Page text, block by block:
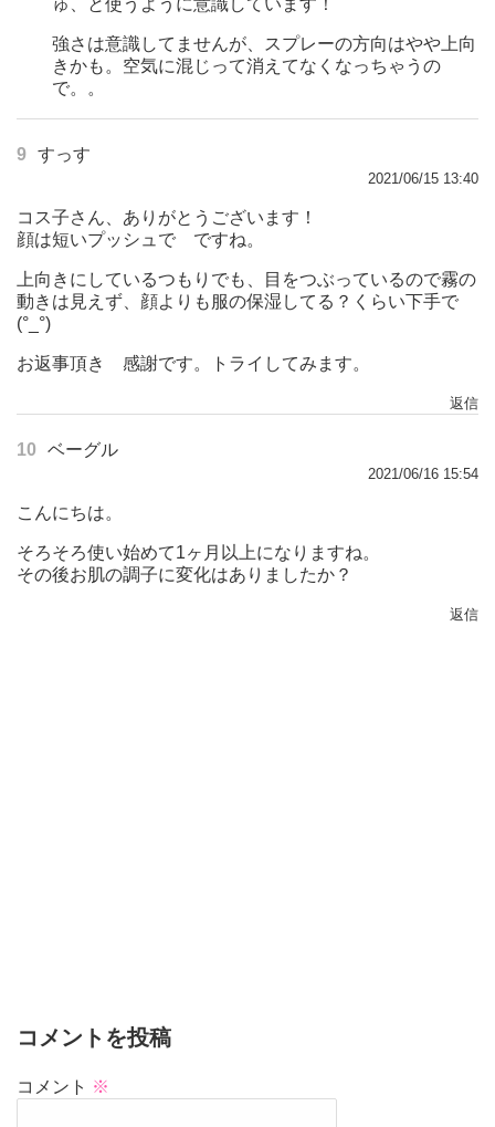
ゅ、と使うように意識しています！
強さは意識してませんが、スプレーの方向はやや上向
きかも。空気に混じって消えてなくなっちゃうの
で。。
9 すっす
2021/06/15 13:40
コス子さん、ありがとうございます！
顔は短いプッシュで ですね。
上向きにしているつもりでも、目をつぶっているので霧の
動きは見えず、顔よりも服の保湿してる？くらい下手で
(°_°)
お返事頂き 感謝です。トライしてみます。
返信
10 ベーグル
2021/06/16 15:54
こんにちは。
そろそろ使い始めて1ヶ月以上になりますね。
その後お肌の調子に変化はありましたか？
返信
コメントを投稿
コメント ※